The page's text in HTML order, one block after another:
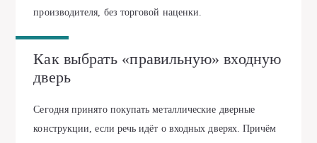
производителя, без торговой наценки.
Как выбрать «правильную» входную
дверь
Сегодня принято покупать металлические дверные
конструкции, если речь идёт о входных дверях. Причём